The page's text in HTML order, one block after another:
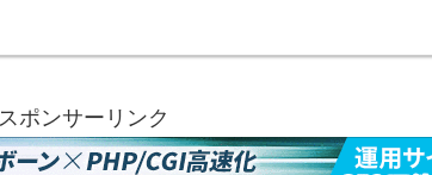
スポンサーリンク